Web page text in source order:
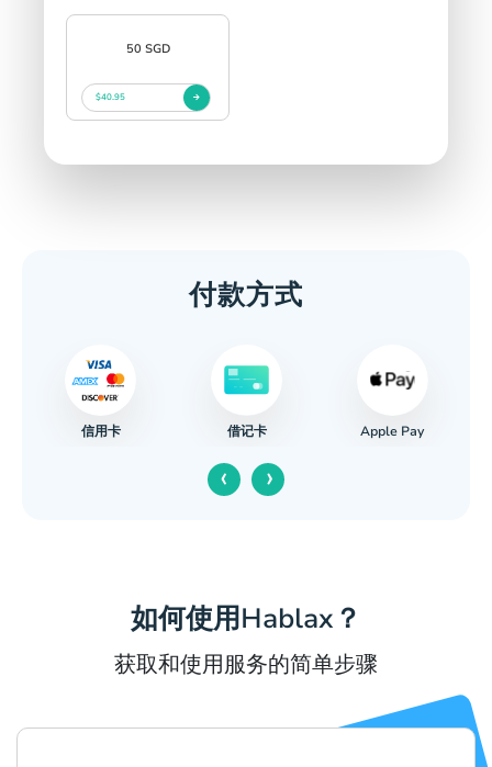
50 SGD
$40.95
付款方式
信用卡 借记卡 Apple Pay
‹ ›
如何使用Hablax？
获取和使用服务的简单步骤